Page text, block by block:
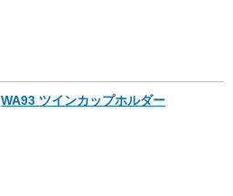
WA93 ツインカップホルダー